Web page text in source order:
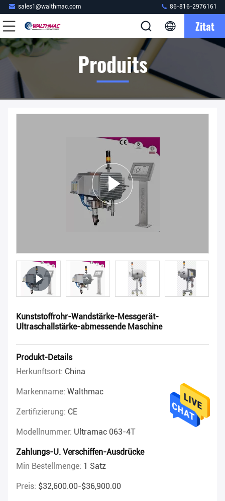
sales1@walthmac.com 86-816-2976161
Zitat
Produits
Kunststoffrohr-Wandstärke-Messgerät-
Ultraschallstärke-abmessende Maschine
Produkt-Details
Herkunftsort: China
Markenname: Walthmac
Zertifizierung: CE
Modellnummer: Ultramac 063-4T
Zahlungs-U. Verschiffen-Ausdrücke
Min Bestellmenge: 1 Satz
Preis: $32,600.00-$36,900.00